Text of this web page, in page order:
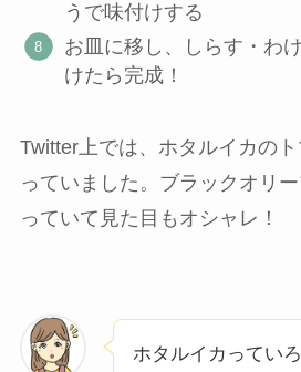
うで味付けする
お皿に移し、しらす・わ
けたら完成！
Twitter上では、ホタルイカの
っていました。ブラックオリ
っていて見た目もオシャレ！
ホタルイカってい